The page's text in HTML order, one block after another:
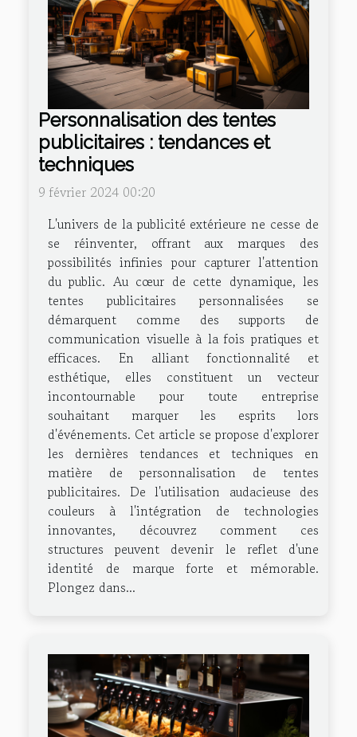
Personnalisation des tentes
publicitaires : tendances et
techniques
9 février 2024 00:20
L'univers de la publicité extérieure ne cesse de
se réinventer, offrant aux marques des
possibilités infinies pour capturer l'attention
du public. Au cœur de cette dynamique, les
tentes publicitaires personnalisées se
démarquent comme des supports de
communication visuelle à la fois pratiques et
efficaces. En alliant fonctionnalité et
esthétique, elles constituent un vecteur
incontournable pour toute entreprise
souhaitant marquer les esprits lors
d'événements. Cet article se propose d'explorer
les dernières tendances et techniques en
matière de personnalisation de tentes
publicitaires. De l'utilisation audacieuse des
couleurs à l'intégration de technologies
innovantes, découvrez comment ces
structures peuvent devenir le reflet d'une
identité de marque forte et mémorable.
Plongez dans...